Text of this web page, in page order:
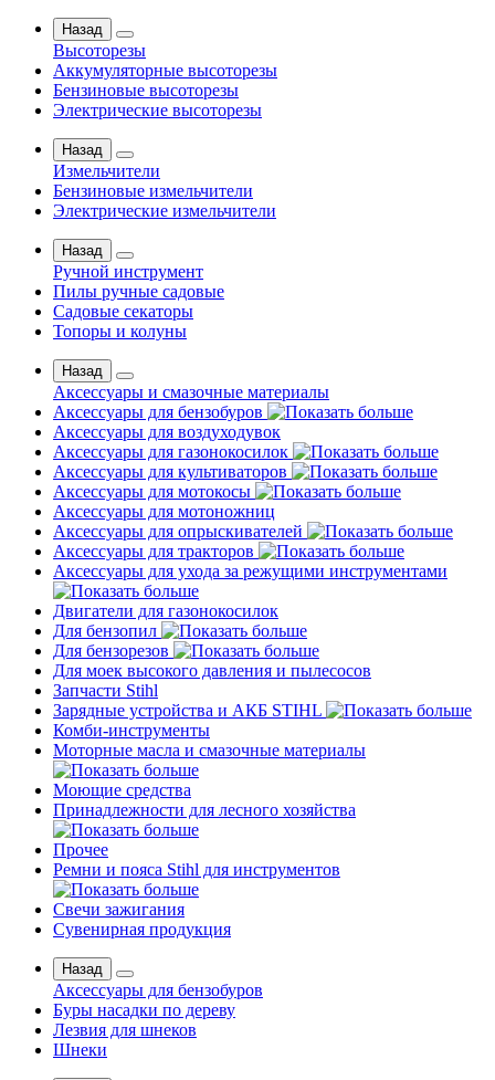
Назад
Высоторезы
Аккумуляторные высоторезы
Бензиновые высоторезы
Электрические высоторезы
Назад
Измельчители
Бензиновые измельчители
Электрические измельчители
Назад
Ручной инструмент
Пилы ручные садовые
Садовые секаторы
Топоры и колуны
Назад
Аксессуары и смазочные материалы
Аксессуары для бензобуров
Аксессуары для воздуходувок
Аксессуары для газонокосилок
Аксессуары для культиваторов
Аксессуары для мотокосы
Аксессуары для мотоножниц
Аксессуары для опрыскивателей
Аксессуары для тракторов
Аксессуары для ухода за режущими инструментами
Двигатели для газонокосилок
Для бензопил
Для бензорезов
Для моек высокого давления и пылесосов
Запчасти Stihl
Зарядные устройства и АКБ STIHL
Комби-инструменты
Моторные масла и смазочные материалы
Моющие средства
Принадлежности для лесного хозяйства
Прочее
Ремни и пояса Stihl для инструментов
Свечи зажигания
Сувенирная продукция
Назад
Аксессуары для бензобуров
Буры насадки по дереву
Лезвия для шнеков
Шнеки